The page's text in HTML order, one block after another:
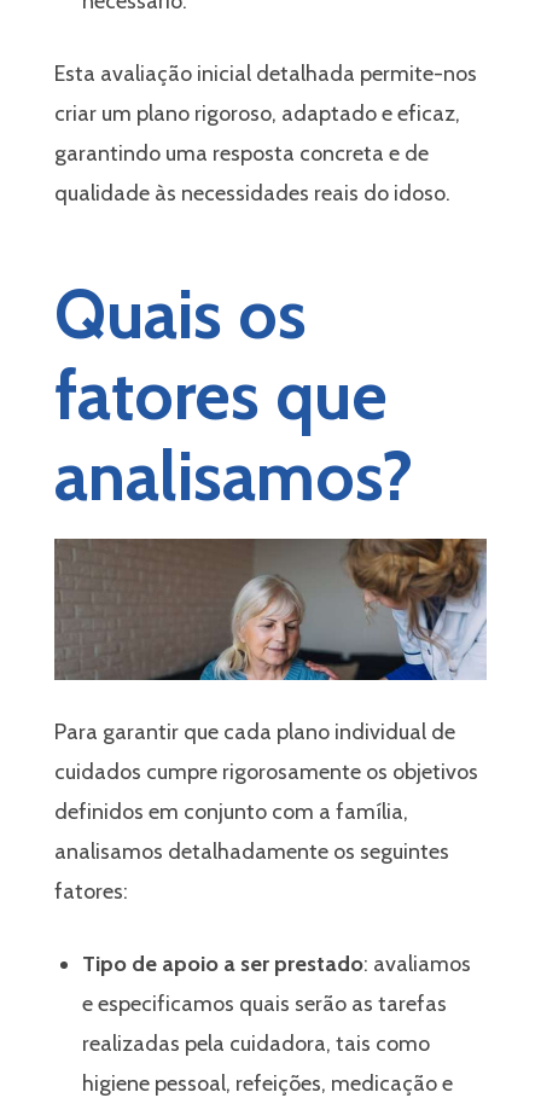
Esta avaliação inicial detalhada permite-nos
criar um plano rigoroso, adaptado e eficaz,
garantindo uma resposta concreta e de
qualidade às necessidades reais do idoso.
Quais os
fatores que
analisamos?
Para garantir que cada plano individual de
cuidados cumpre rigorosamente os objetivos
definidos em conjunto com a família,
analisamos detalhadamente os seguintes
fatores:
Tipo de apoio a ser prestado: avaliamos
e especificamos quais serão as tarefas
realizadas pela cuidadora, tais como
higiene pessoal, refeições, medicação e